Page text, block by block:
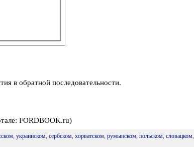
в обратной последовательности.
FORDBOOK.ru)
, украинском, сербском, хорватском, румынском, польском, словацком,